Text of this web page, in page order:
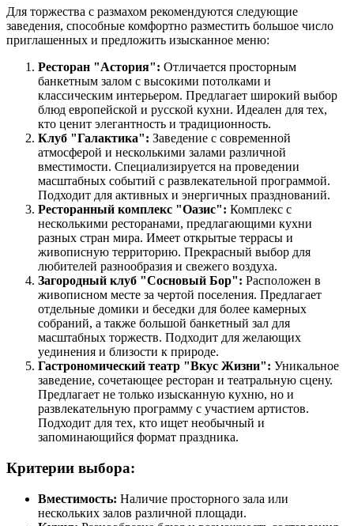
Для торжества с размахом рекомендуются следующие
заведения, способные комфортно разместить большое число
приглашенных и предложить изысканное меню:
Ресторан "Астория": Отличается просторным
банкетным залом с высокими потолками и
классическим интерьером. Предлагает широкий выбор
блюд европейской и русской кухни. Идеален для тех,
кто ценит элегантность и традиционность.
Клуб "Галактика": Заведение с современной
атмосферой и несколькими залами различной
вместимости. Специализируется на проведении
масштабных событий с развлекательной программой.
Подходит для активных и энергичных празднований.
Ресторанный комплекс "Оазис": Комплекс с
несколькими ресторанами, предлагающими кухни
разных стран мира. Имеет открытые террасы и
живописную территорию. Прекрасный выбор для
любителей разнообразия и свежего воздуха.
Загородный клуб "Сосновый Бор": Расположен в
живописном месте за чертой поселения. Предлагает
отдельные домики и беседки для более камерных
собраний, а также большой банкетный зал для
масштабных торжеств. Подходит для желающих
уединения и близости к природе.
Гастрономический театр "Вкус Жизни": Уникальное
заведение, сочетающее ресторан и театральную сцену.
Предлагает не только изысканную кухню, но и
развлекательную программу с участием артистов.
Подходит для тех, кто ищет необычный и
запоминающийся формат праздника.
Критерии выбора:
Вместимость: Наличие просторного зала или
нескольких залов различной площади.